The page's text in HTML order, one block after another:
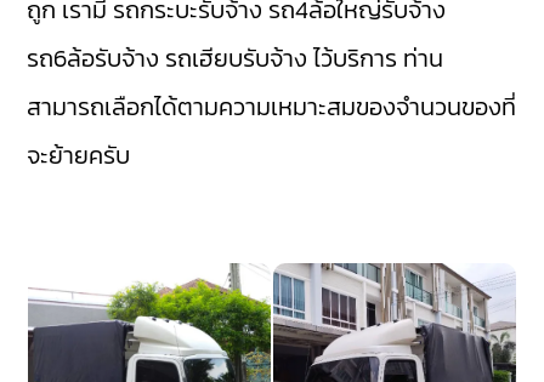
ถูก เรามี รถกระบะรับจ้าง รถ4ล้อใหญ่รับจ้าง
รถ6ล้อรับจ้าง รถเฮียบรับจ้างไว้บริการ ท่าน
สามารถเลือกได้ตามความเหมาะสมของจำนวนของที่
จะย้ายครับ